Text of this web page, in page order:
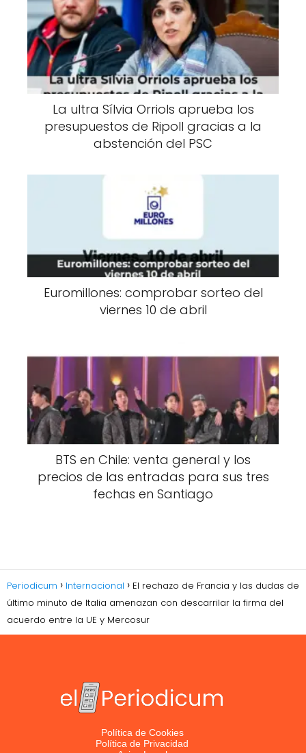
La ultra Sílvia Orriols aprueba los
presupuestos de Ripoll gracias a la
abstención del PSC
Euromillones: comprobar sorteo del
viernes 10 de abril
BTS en Chile: venta general y los
precios de las entradas para sus tres
fechas en Santiago
Periodicum Internacional
El rechazo de Francia y las dudas de
último minuto de Italia amenazan con descarrilar la firma del
acuerdo entre la UE y Mercosur
Política de Cookies
Política de Privacidad